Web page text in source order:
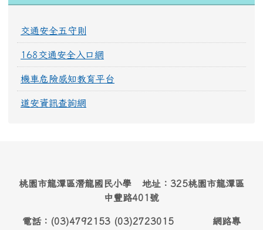
交通安全五守則
168交通安全入口網
機車危險感知教育平台
道安資訊查詢網
桃園市龍潭區潛龍國民小學 地址：325桃園市龍潭區
中豐路401號
電話：(03)4792153 (03)2723015 網路專